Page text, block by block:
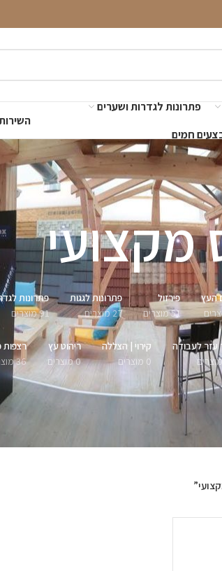
פתרונות לגדרות ושערים
חמים
מקצועי
העץ
פירזול
51 מוצרים
פתרונות לגגות
27 מוצרים
פתרונות
91 מוצרים
עזר לעבודה
קירוי | הצללה
0 מוצרים
ריהוט עץ
0 מוצרים
36 מוצרים